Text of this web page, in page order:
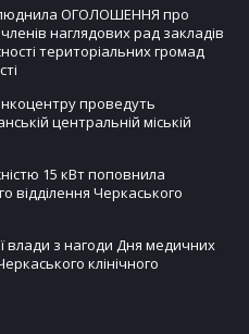
ОГОЛОШЕННЯ про
наглядових рад закладів
територіальних громад
проведуть
центральній міській
15 кВт поповнила
відділення Черкаського
влади з нагоди Дня медичних
клінічного